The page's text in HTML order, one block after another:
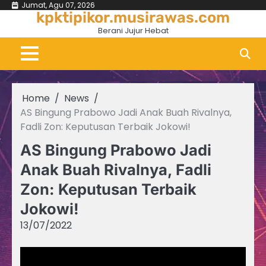
Skip
content
Jumat, Agu 07, 2026
kpktipikor.musirawas.com
Berani Jujur Hebat
Home
News
AS Bingung Prabowo Jadi Anak Buah Rivalnya,
Fadli Zon: Keputusan Terbaik Jokowi!
AS Bingung Prabowo Jadi
Anak Buah Rivalnya, Fadli
Zon: Keputusan Terbaik
Jokowi!
13/07/2022